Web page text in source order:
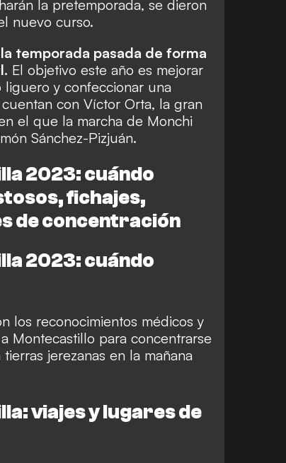
la pretemporada, se dieron
nuevo curso.
temporada pasada de forma
El objetivo este año es mejorar
y confeccionar una
con Víctor Orta, la gran
el que la marcha de Monchi
Sánchez-Pizjuán.
2023: cuándo
fichajes,
de concentración
2023: cuándo
los reconocimientos médicos y
Montecastillo para concentrarse
jerezanas en la mañana
viajes y lugares de